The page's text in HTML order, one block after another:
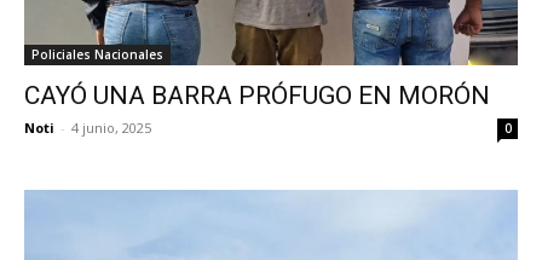
Policiales Nacionales
CAYÓ UNA BARRA PRÓFUGO EN MORÓN
Noti - 4 junio, 2025 0